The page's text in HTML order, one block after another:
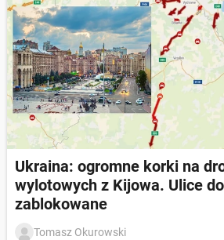
Ukraina: ogromne korki na
wylotowych z Kijowa. Ulice
zablokowane
Tomasz Okurowski